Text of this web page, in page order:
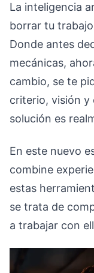
La inteligencia
borrar tu
Donde antes
mecánicas,
cambio, se te
criterio, visión y
solución es
En este nuevo
combine
estas
se trata de
a trabajar con